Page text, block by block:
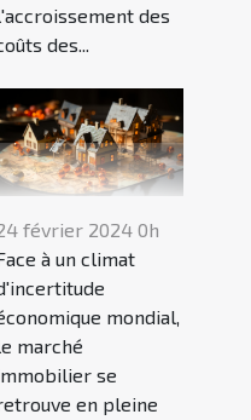
des
des...
février 2024 0h
à un climat
mondial,
marché
se
en pleine